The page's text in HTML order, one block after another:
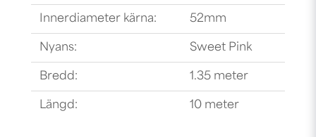
Innerdiameter kärna: 52mm
Nyans: Sweet Pink
Bredd: 1.35 meter
Längd: 10 meter